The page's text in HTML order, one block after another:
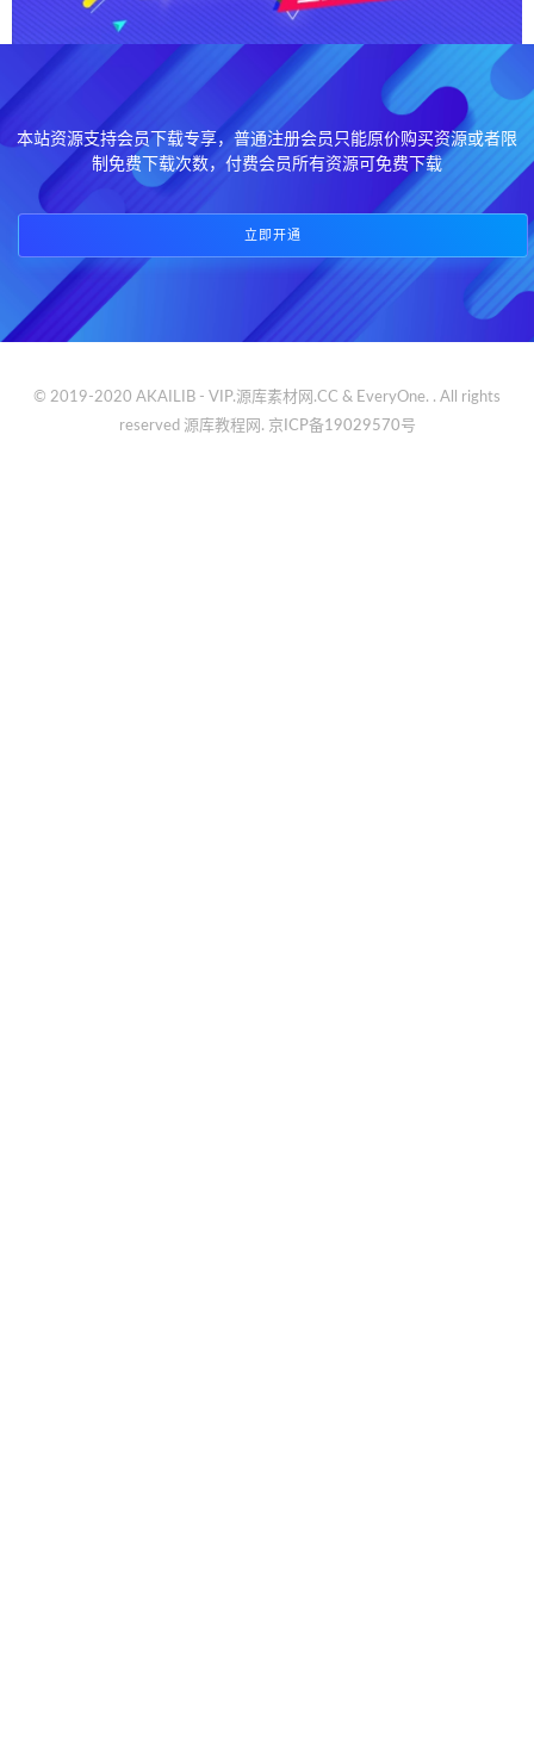
本站资源支持会员下载专享，普通注册会员只能原价购买资源或者限
制免费下载次数，付费会员所有资源可免费下载
立即开通
© 2019-2020 AKAILIB - VIP.源库素材网.CC & EveryOne. . All rights
reserved 源库教程网. 京ICP备19029570号